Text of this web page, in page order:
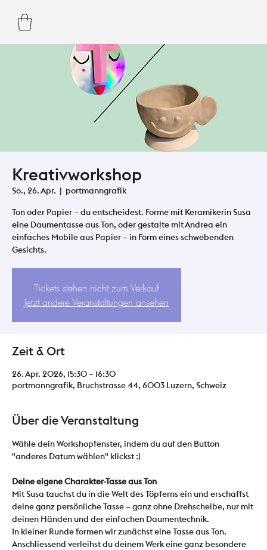
Kreativworkshop
So., 26. Apr.
  |
portmanngrafik
Ton oder Papier – du entscheidest. Forme mit Keramikerin Susa
eine Daumentasse aus Ton, oder gestalte mit Andrea ein
einfaches Mobile aus Papier – in Form eines schwebenden
Gesichts.
Tickets stehen nicht zum Verkauf
Jetzt andere Veranstaltungen ansehen
Zeit & Ort
26. Apr. 2026, 15:30 – 16:30
portmanngrafik, Bruchstrasse 44, 6003 Luzern, Schweiz
Über die Veranstaltung
Wähle dein Workshopfenster, indem du auf den Button
"anderes Datum wählen" klickst :)
Deine eigene Charakter-Tasse aus Ton
Mit Susa tauchst du in die Welt des Töpferns ein und erschaffst
deine ganz persönliche Tasse – ganz ohne Drehscheibe, nur mit
deinen Händen und der einfachen Daumentechnik.
In kleiner Runde formen wir zunächst eine Tasse aus Ton.
Anschliessend verleihst du deinem Werk eine ganz besondere